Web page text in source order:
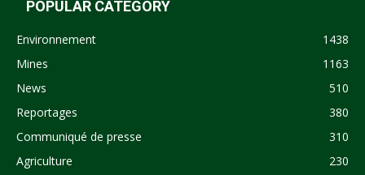
POPULAR CATEGORY
Environnement
1438
Mines
1163
News
510
Reportages
380
Communiqué de presse
310
Agriculture
230